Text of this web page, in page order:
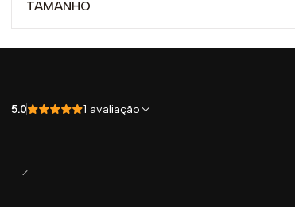
TAMANHO
5.0 1 avaliação